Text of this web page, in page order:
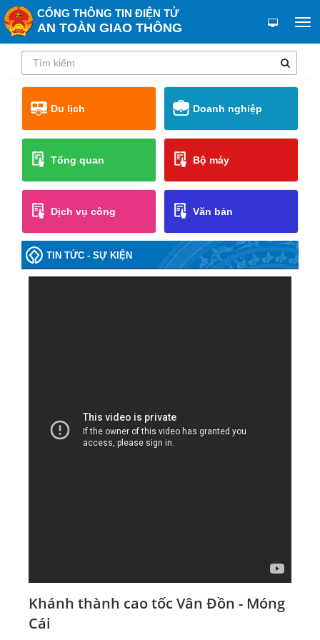
CỔNG THÔNG TIN ĐIỆN TỬ
AN TOÀN GIAO THÔNG
Du lịch Doanh nghiệp
Tổng quan Bộ máy
Dịch vụ công Văn bản
TIN TỨC - SỰ KIỆN
Khánh thành cao tốc Vân Đồn - Móng
Cái